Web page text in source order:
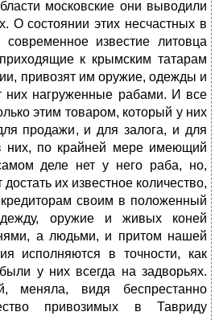
московские они выводили
О состоянии этих несчастных в
известие литовца
к крымским татарам
привозят им оружие, одежды и
них нагруженные рабами. И все
этим товаром, который у них
продажи, и для залога, и для
них, по крайней мере имеющий
деле нет у него раба, но,
их известное количество,
своим в положенный
оружие и живых коней
а людьми, и притом нашей
исполняются в точности, как
у них всегда на задворьях.
меняла, видя беспрестанно
привозимых в Тавриду